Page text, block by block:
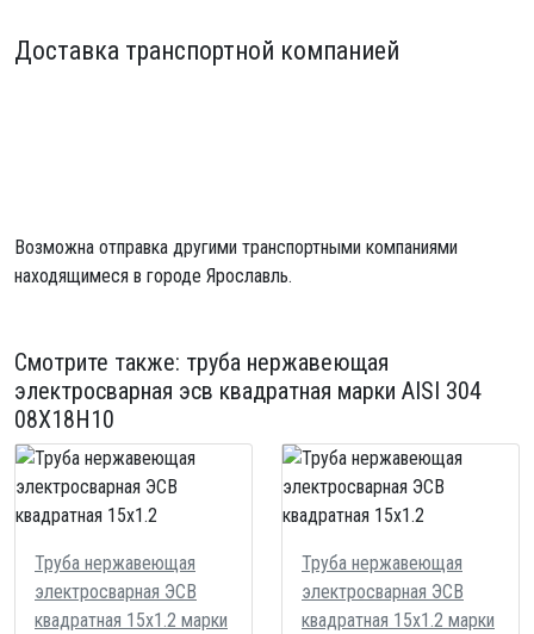
Доставка транспортной компанией
Возможна отправка другими транспортными компаниями
находящимеся в городе Ярославль.
Смотрите также: труба нержавеющая
электросварная эсв квадратная марки AISI 304
08Х18Н10
Труба нержавеющая
электросварная ЭСВ
квадратная 15х1.2 марки
Труба нержавеющая
электросварная ЭСВ
квадратная 15х1.2 марки